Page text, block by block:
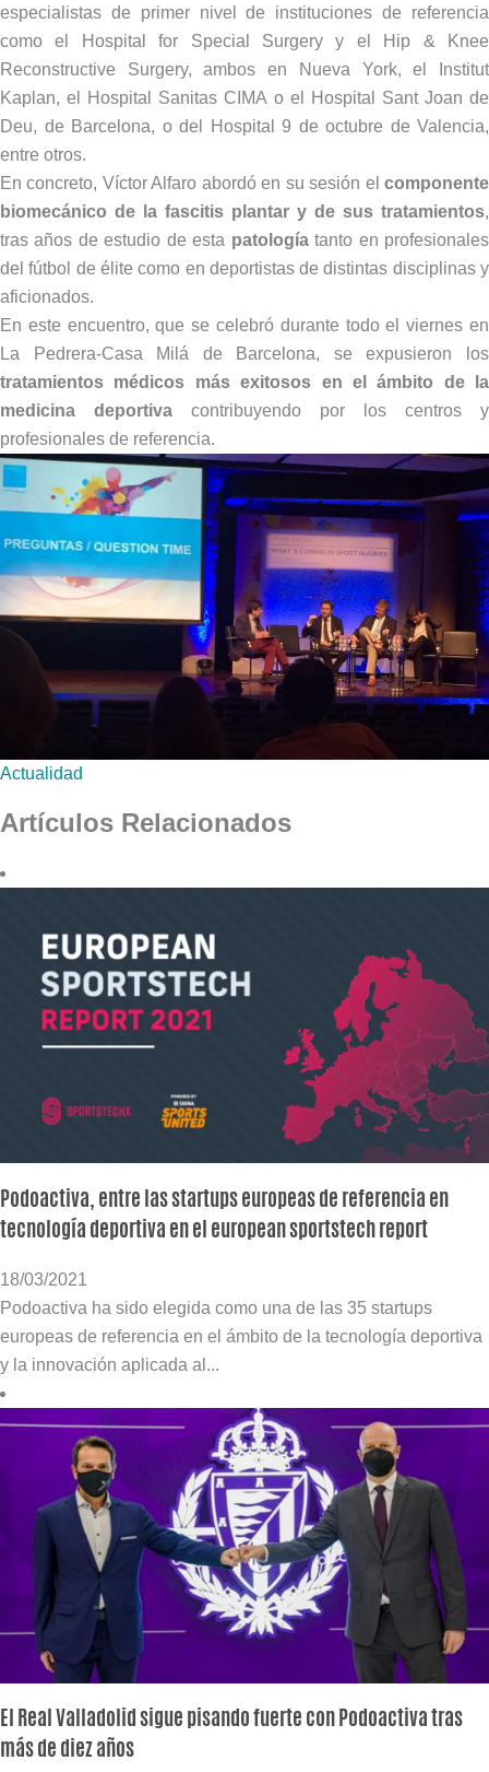
especialistas de primer nivel de instituciones de referencia
como el Hospital for Special Surgery y el Hip & Knee
Reconstructive Surgery, ambos en Nueva York, el Institut
Kaplan, el Hospital Sanitas CIMA o el Hospital Sant Joan de
Deu, de Barcelona, o del Hospital 9 de octubre de Valencia,
entre otros.
En concreto, Víctor Alfaro abordó en su sesión el componente
biomecánico de la fascitis plantar y de sus tratamientos,
tras años de estudio de esta patologíatanto en profesionales
del fútbol de élite como en deportistas de distintas disciplinas y
aficionados.
En este encuentro, que se celebró durante todo el viernes en
La Pedrera-Casa Milá de Barcelona, se expusieron los
tratamientos médicos más exitosos en el ámbito de la
medicina deportiva contribuyendo por los centros y
profesionales de referencia.
Actualidad
Artículos Relacionados
Podoactiva, entre las startups europeas de referencia en
tecnología deportiva en el european sportstech report
18/03/2021
Podoactiva ha sido elegida como una de las 35 startups
europeas de referencia en el ámbito de la tecnología deportiva
y la innovación aplicada al...
El Real Valladolid sigue pisando fuerte con Podoactiva tras
más de diez años